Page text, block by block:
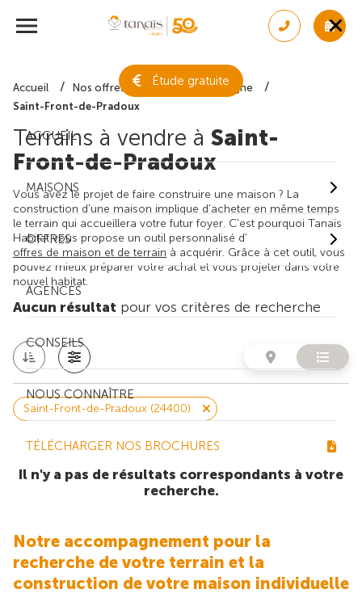
Étude gratuite
ACCUEIL
MAISONS
OFFRES
AGENCES
CONSEILS
NOUS CONNAÎTRE
TÉLÉCHARGER NOS BROCHURES
Accueil Nos offres de terrain
Dordogne
Saint-Front-de-Pradoux
Terrains à vendre à Saint-
Front-de-Pradoux
Vous avez le projet de faire construire une maison ? La
construction d'une maison implique d'acheter en même temps
le terrain qui accueillera votre futur foyer. C'est pourquoi Tanaïs
Habitat vous propose un outil personnalisé d'
offres de maison et de terrain à acquérir. Grâce à cet outil, vous
pouvez mieux préparer votre achat et vous projeter dans votre
nouvel habitat.
Aucun résultat pour vos critères de recherche
Saint-Front-de-Pradoux (24400)
Il n'y a pas de résultats correspondants à votre
recherche.
Notre accompagnement pour la
recherche de votre terrain et la
construction de votre maison individuelle